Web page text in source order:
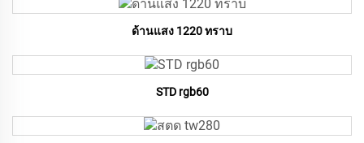
ด้านแสง 1220 ทราบ
STD rgb60